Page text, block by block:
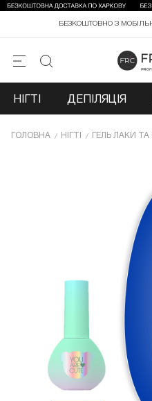
БЕЗКОШТОВНО З
НІГТІ ДЕПІЛЯЦІЯ
ГОЛОВНА НІГТІ ГЕЛЬ ЛАКИ ТА